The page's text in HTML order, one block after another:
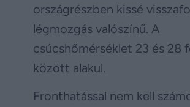
országrészben kissé
légmozgás valószínű. A
csúcshőmérséklet 23 és 28
között alakul.
Fronthatással nem kell